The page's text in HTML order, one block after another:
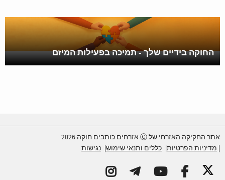
החוקה בידיים שלך - תמיכה בפעילות המיזם
אתר החקיקה האזרחי של Ⓒ אזרחים כותבים חוקה 2026
מדיניות הפרטיות כללים ותנאי שימוש נגישות
אתר החקיקה האזרחי ברשת X
אתר החקיקה האזרחי Facebook
אתר החקיקה האזרחי YouTube
אתר החקיקה האזרחי Telegram
אתר החקיקה האזרחי Instagram